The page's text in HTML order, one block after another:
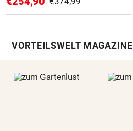
VORTEILSWELT MAGAZINE